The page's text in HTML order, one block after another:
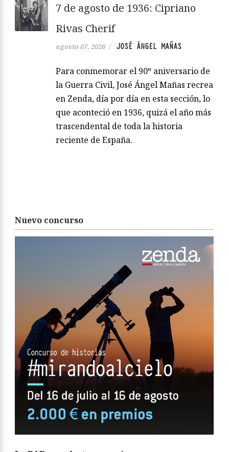
7 de agosto de 1936: Cipriano
Rivas Cherif
agosto 07, 2026 / JOSÉ ÁNGEL MAÑAS
Para conmemorar el 90º aniversario de
la Guerra Civil, José Ángel Mañas recrea
en Zenda, día por día en esta sección, lo
que aconteció en 1936, quizá el año más
trascendental de toda la historia
reciente de España.
Nuevo concurso